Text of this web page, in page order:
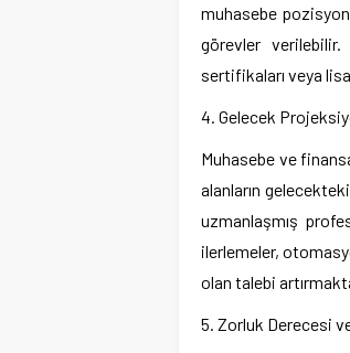
muhasebe
görevler
sertifikaları veya
4. Gelecek
Muhasebe ve
alanların
uzmanlaşmış
ilerlemeler,
olan talebi
5. Zorluk Derecesi